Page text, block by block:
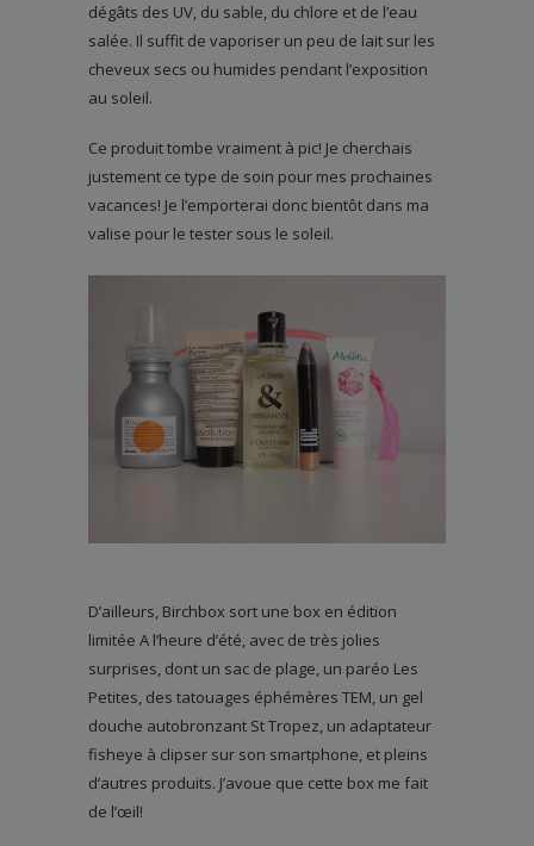
dégâts des UV, du sable, du chlore et de l’eau
salée. Il suffit de vaporiser un peu de lait sur les
cheveux secs ou humides pendant l’exposition
au soleil.
Ce produit tombe vraiment à pic! Je cherchais
justement ce type de soin pour mes prochaines
vacances! Je l’emporterai donc bientôt dans ma
valise pour le tester sous le soleil.
D’ailleurs, Birchbox sort une box en édition
limitée A l’heure d’été, avec de très jolies
surprises, dont un sac de plage, un paréo Les
Petites, des tatouages éphémères TEM, un gel
douche autobronzant St Tropez, un adaptateur
fisheye à clipser sur son smartphone, et pleins
d’autres produits. J’avoue que cette box me fait
de l’œil!